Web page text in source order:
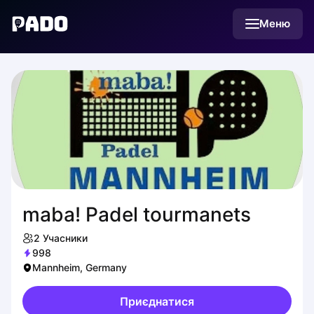
Меню
Українська
maba! Padel tourmanets
2 Учасники
998
Mannheim, Germany
Приєднатися